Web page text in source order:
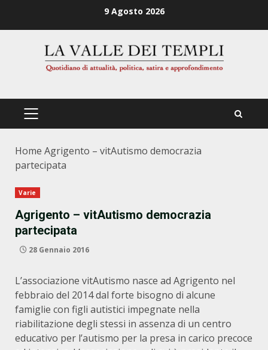
9 Agosto 2026
PRIMÄRES
Home Agrigento – vitAutismo democrazia
partecipata
Varie
Agrigento – vitAutismo democrazia
partecipata
28 Gennaio 2016
L’associazione vitAutismo nasce ad Agrigento nel
febbraio del 2014 dal forte bisogno di alcune
famiglie con figli autistici impegnate nella
riabilitazione degli stessi in assenza di un centro
educativo per l’autismo per la presa in carico precoce